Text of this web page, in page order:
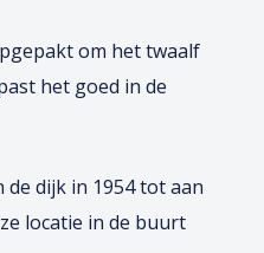
om het twaalf
het goed in de
dijk in 1954 tot aan
locatie in de buurt